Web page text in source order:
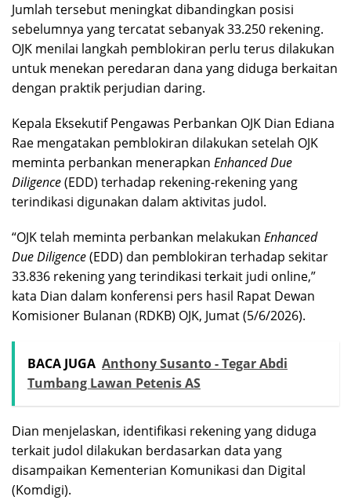
Jumlah tersebut meningkat dibandingkan posisi
sebelumnya yang tercatat sebanyak 33.250 rekening.
OJK menilai langkah pemblokiran perlu terus dilakukan
untuk menekan peredaran dana yang diduga berkaitan
dengan praktik perjudian daring.
Kepala Eksekutif Pengawas Perbankan OJK Dian Ediana
Rae mengatakan pemblokiran dilakukan setelah OJK
meminta perbankan menerapkan Enhanced Due
Diligence(EDD) terhadap rekening-rekening yang
terindikasi digunakan dalam aktivitas judol.
“OJK telah meminta perbankan melakukan Enhanced
Due Diligence(EDD) dan pemblokiran terhadap sekitar
33.836 rekening yang terindikasi terkait judi online,”
kata Dian dalam konferensi pers hasil Rapat Dewan
Komisioner Bulanan (RDKB) OJK, Jumat (5/6/2026).
BACA JUGA Anthony Susanto - Tegar Abdi
Tumbang Lawan Petenis AS
Dian menjelaskan, identifikasi rekening yang diduga
terkait judol dilakukan berdasarkan data yang
disampaikan Kementerian Komunikasi dan Digital
(Komdigi).